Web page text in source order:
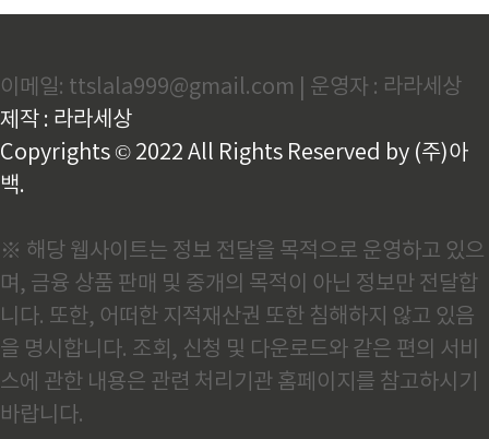
이메일: ttslala999@gmail.com | 운영자 : 라라세상
제작 : 라라세상
Copyrights © 2022 All Rights Reserved by (주)아
백.
※ 해당 웹사이트는 정보 전달을 목적으로 운영하고 있으
며, 금융 상품 판매 및 중개의 목적이 아닌 정보만 전달합
니다. 또한, 어떠한 지적재산권 또한 침해하지 않고 있음
을 명시합니다. 조회, 신청 및 다운로드와 같은 편의 서비
스에 관한 내용은 관련 처리기관 홈페이지를 참고하시기
바랍니다.